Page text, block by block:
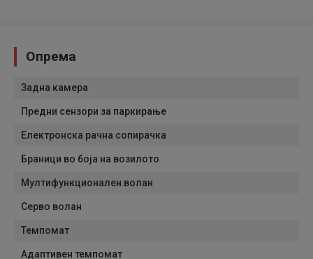
Опрема
Задна камера
Предни сензори за паркирање
Електронска рачна сопирачка
Браници во боја на возилото
Мултифункционален волан
Серво волан
Темпомат
Адаптивен темпомат